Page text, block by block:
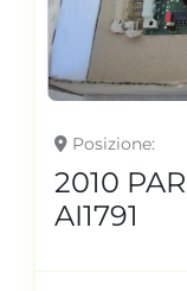
Posizione
2010
AI1791